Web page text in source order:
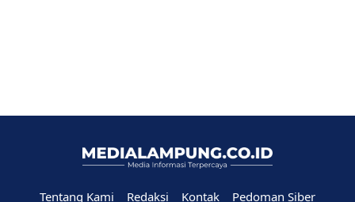
Tentang Kami Redaksi Kontak Pedoman Siber